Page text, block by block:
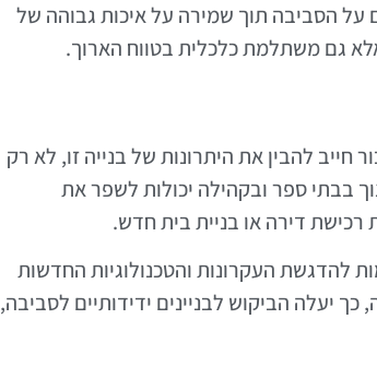
על הסביבה תוך שמירה על איכות גבוהה של
גם משתלמת כלכלית בטווח הארוך.
חייב להבין את היתרונות של בנייה זו, לא רק
בבתי ספר ובקהילה יכולות לשפר את
רכישת דירה או בניית בית חדש.
להדגשת העקרונות והטכנולוגיות החדשות
יעלה הביקוש לבניינים ידידותיים לסביבה,